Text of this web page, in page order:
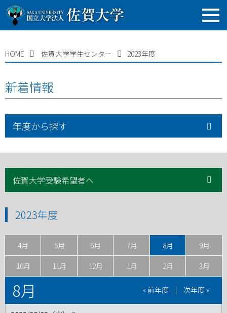
HOME 佐賀大学学生センター 2023年度
新着情報
年度から探す
佐賀大学受験希望者へ
2023年度
4月 5月 6月 7月 8月 9月
10月 11月 12月 1月 2月 3月
8月 « 前年度 | 次年度 »